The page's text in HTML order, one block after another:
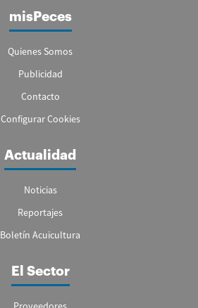
misPeces
Quienes Somos
Publicidad
Contacto
Configurar Cookies
Actualidad
Noticias
Reportajes
Boletín Acuicultura
El Sector